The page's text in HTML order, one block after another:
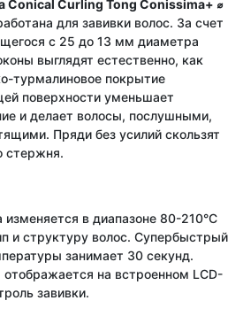
Conical Curling Tong Conissima+ ⌀
для завивки волос. За счет
с 25 до 13 мм диаметра
выглядят естественно, как
турмалиновое покрытие
поверхности уменьшает
и делает волосы, послушными,
Пряди без усилий скользят
стержня.
в диапазоне 80-210°C
и структуру волос. Супербыстрый
занимает 30 секунд.
на встроенном LCD-
завивки.